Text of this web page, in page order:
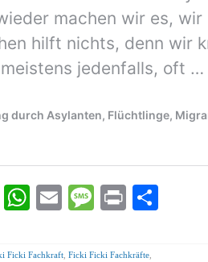
Tumblr
WhatsApp
EmailMessage
Print
Ficki Fachkraft Ficki Ficki Fachkräfte